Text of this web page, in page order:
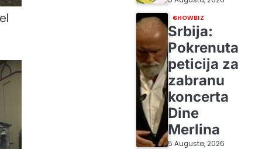
SHOWBIZ
Srbija:
Pokrenuta
peticija za
zabranu
koncerta
Dine
Merlina
5 Augusta, 2026